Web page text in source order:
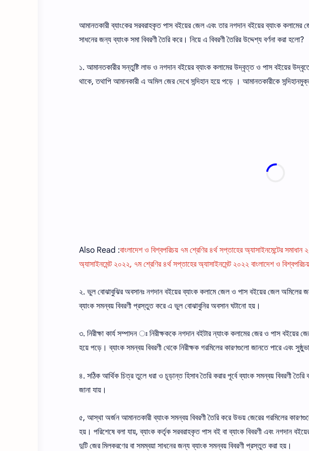
আমানতকারী ব্যাংকের সরবরাহকৃত পাস বইয়ের জেল এবং তার নগদান বইয়ের ব্যাংক
সাধনের জন্য ব্যাংক সমা বিবরণী তৈরি করে। নিয়ে এ বিবরণী তৈরির উদ্দেশ্য বর্ণনা করা হলাে?
১. আমানতকারীর সন্তুষ্টি লাভ ও নগদান বইয়ের ব্যাংক কলামের উদ্বৃত্ত ও পাস বইয়ের
থাকে, তথাপি আমানকারী এ অমিল জের দেখে সন্দিহান হয়ে পড়ে । আমানতকারীকে
Also Read :বাংলাদেশ ও বিশ্বপরিচয় ৭ম শ্রেণির ৪র্থ সপ্তাহের অ্যাসাইনমেন্টের
অ্যাসাইনমেন্ট ২০২২, ৭ম শ্রেণির ৪র্থ সপ্তাহের অ্যাসাইনমেন্ট ২০২২ বাংলাদেশ ও বিশ্বপরিচয়
২. ভুল বােঝাবুঝির অবসানঃ নগদান বইয়ের ব্যাংক কলামে জেল ও পাস বইয়ের জেল অমিলের
ব্যাংক সমন্বয় বিবরণী প্রস্তুত করে এ ভুল বােঝাবুনির অবসান ঘটানাে হয়।
৩. নিরীক্ষা কার্য সম্পাদন ঃ নিরীক্ষককে নগদান বইটার ন্যাংক কলামের জের ও পাস বইয়ের
হয়ে পড়ে। ব্যাংক সমন্বয় বিবরণী থেকে নিরীক্ষক গরমিলের কারণগুলাে জানতে পারে এবং
৪. সঠিক আর্থিক চিত্র তুলে ধরা ও চূড়ান্ত হিসাব তৈরি করার পূর্বে ব্যাংক সমন্বয় বিবরণী
জানা যায়।
৫, আস্থা অর্জন আমানতকারী ব্যাংক সমন্বয় বিবরণী তৈরি করে উভয় জেরের গরমিলের
হয়। পরিশেষে বলা যায়, ব্যাংক কর্তৃক সরবরাহকৃত পাস বই বা ব্যাংক বিবরণী এবং নগদান
দুটি জের মিলকরণের বা সমম্বয়া সাধনের জন্য ব্যাংক সমন্বয় বিবরণী প্রস্তুত করা হয়।